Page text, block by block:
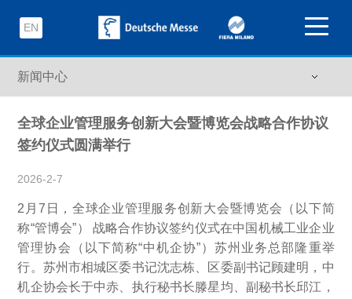
EN
全球企业管理服务创新大会暨博览会战略合作协议
签约仪式圆满举行
2026-2-7
2月7日，全球企业管理服务创新大会暨博览会（以下简
称“管博会”） 战略合作协议签约仪式在中国机械工业企业
管理协会（以下简称“中机企协”）苏州业务总部隆重举
行。苏州市相城区委书记沈志栋、区委副书记顾建明，中
机企协会长于中赤、执行秘书长滕星均、副秘书长邱江，